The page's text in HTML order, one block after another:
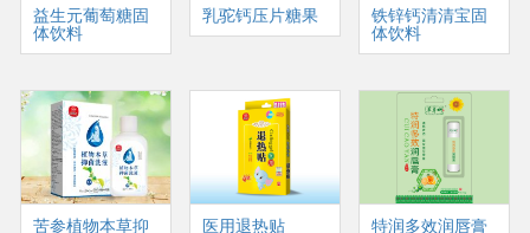
益生元葡萄糖固
体饮料
乳驼钙压片糖果 铁锌钙清清宝固
体饮料
苦参植物本草抑 医用退热贴 特润多效润唇膏